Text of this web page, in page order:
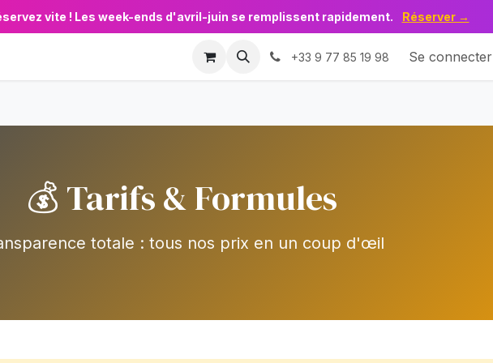
vite ! Les week-ends d'avril-juin se remplissent rapidement. Réserver →
🏛️ Pros & Collectivités 🎢 Le Parc en Délire
+33 9 77 85 19 98 Se connecter
💰 Tarifs & Formules
totale : tous nos prix en un coup d'œil